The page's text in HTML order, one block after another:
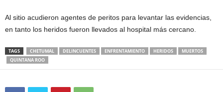
Al sitio acudieron agentes de peritos para levantar las evidencias,
en tanto los heridos fueron llevados al hospital más cercano.
TAGS CHETUMAL DELINCUENTES ENFRENTAMIENTO HERIDOS
MUERTOS
QUINTANA ROO